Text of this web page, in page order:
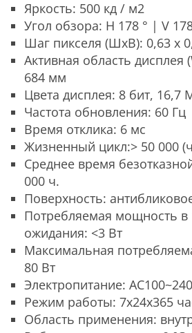
Яркость: 500 кд / м2
Угол обзора: H 178 ° | V
Шаг пикселя (ШхВ): 0,63 х
Активная область дисплея
684 мм
Цвета дисплея: 8 бит, 16,7
Частота обновления: 60 Гц
Время отклика: 6 мс
Жизненный цикл:> 50 000
Среднее время
000 ч.
Поверхность:
Потребляемая мощность
ожидания: <3 Вт
Максимальная
80 Вт
Электропитание:
Режим работы: 7x24x365
Область применения: